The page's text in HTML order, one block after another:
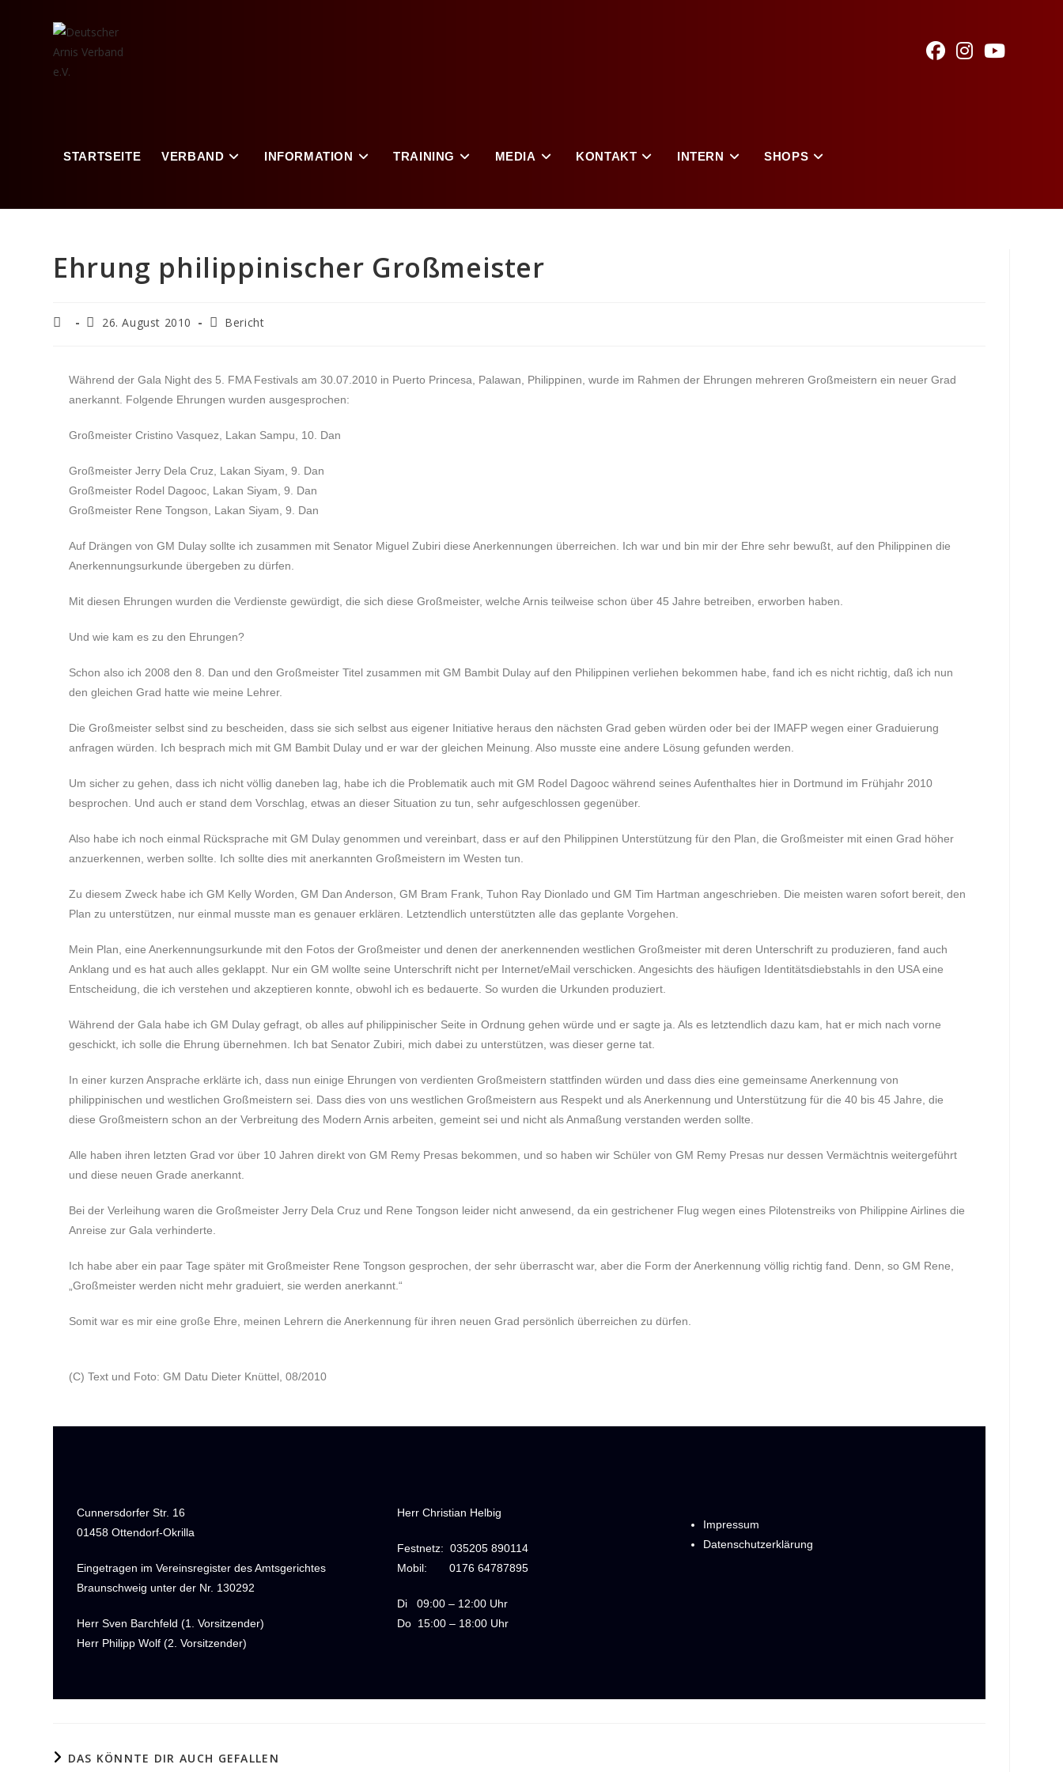
STARTSEITE VERBAND INFORMATION TRAINING MEDIA KONTAKT INTERN SHOPS
Ehrung philippinischer Großmeister
26. August 2010 Bericht
Während der Gala Night des 5. FMA Festivals am 30.07.2010 in Puerto Princesa, Palawan, Philippinen, wurde im Rahmen der Ehrungen mehreren Großmeistern ein neuer Grad
anerkannt. Folgende Ehrungen wurden ausgesprochen:
Großmeister Cristino Vasquez, Lakan Sampu, 10. Dan
Großmeister Jerry Dela Cruz, Lakan Siyam, 9. Dan
Großmeister Rodel Dagooc, Lakan Siyam, 9. Dan
Großmeister Rene Tongson, Lakan Siyam, 9. Dan
Auf Drängen von GM Dulay sollte ich zusammen mit Senator Miguel Zubiri diese Anerkennungen überreichen. Ich war und bin mir der Ehre sehr bewußt, auf den Philippinen die
Anerkennungsurkunde übergeben zu dürfen.
Mit diesen Ehrungen wurden die Verdienste gewürdigt, die sich diese Großmeister, welche Arnis teilweise schon über 45 Jahre betreiben, erworben haben.
Und wie kam es zu den Ehrungen?
Schon also ich 2008 den 8. Dan und den Großmeister Titel zusammen mit GM Bambit Dulay auf den Philippinen verliehen bekommen habe, fand ich es nicht richtig, daß ich nun
den gleichen Grad hatte wie meine Lehrer.
Die Großmeister selbst sind zu bescheiden, dass sie sich selbst aus eigener Initiative heraus den nächsten Grad geben würden oder bei der IMAFP wegen einer Graduierung
anfragen würden. Ich besprach mich mit GM Bambit Dulay und er war der gleichen Meinung. Also musste eine andere Lösung gefunden werden.
Um sicher zu gehen, dass ich nicht völlig daneben lag, habe ich die Problematik auch mit GM Rodel Dagooc während seines Aufenthaltes hier in Dortmund im Frühjahr 2010
besprochen. Und auch er stand dem Vorschlag, etwas an dieser Situation zu tun, sehr aufgeschlossen gegenüber.
Also habe ich noch einmal Rücksprache mit GM Dulay genommen und vereinbart, dass er auf den Philippinen Unterstützung für den Plan, die Großmeister mit einen Grad höher
anzuerkennen, werben sollte. Ich sollte dies mit anerkannten Großmeistern im Westen tun.
Zu diesem Zweck habe ich GM Kelly Worden, GM Dan Anderson, GM Bram Frank, Tuhon Ray Dionlado und GM Tim Hartman angeschrieben. Die meisten waren sofort bereit, den
Plan zu unterstützen, nur einmal musste man es genauer erklären. Letztendlich unterstützten alle das geplante Vorgehen.
Mein Plan, eine Anerkennungsurkunde mit den Fotos der Großmeister und denen der anerkennenden westlichen Großmeister mit deren Unterschrift zu produzieren, fand auch
Anklang und es hat auch alles geklappt. Nur ein GM wollte seine Unterschrift nicht per Internet/eMail verschicken. Angesichts des häufigen Identitätsdiebstahls in den USA eine
Entscheidung, die ich verstehen und akzeptieren konnte, obwohl ich es bedauerte. So wurden die Urkunden produziert.
Während der Gala habe ich GM Dulay gefragt, ob alles auf philippinischer Seite in Ordnung gehen würde und er sagte ja. Als es letztendlich dazu kam, hat er mich nach vorne
geschickt, ich solle die Ehrung übernehmen. Ich bat Senator Zubiri, mich dabei zu unterstützen, was dieser gerne tat.
In einer kurzen Ansprache erklärte ich, dass nun einige Ehrungen von verdienten Großmeistern stattfinden würden und dass dies eine gemeinsame Anerkennung von
philippinischen und westlichen Großmeistern sei. Dass dies von uns westlichen Großmeistern aus Respekt und als Anerkennung und Unterstützung für die 40 bis 45 Jahre, die
diese Großmeistern schon an der Verbreitung des Modern Arnis arbeiten, gemeint sei und nicht als Anmaßung verstanden werden sollte.
Alle haben ihren letzten Grad vor über 10 Jahren direkt von GM Remy Presas bekommen, und so haben wir Schüler von GM Remy Presas nur dessen Vermächtnis weitergeführt
und diese neuen Grade anerkannt.
Bei der Verleihung waren die Großmeister Jerry Dela Cruz und Rene Tongson leider nicht anwesend, da ein gestrichener Flug wegen eines Pilotenstreiks von Philippine Airlines die
Anreise zur Gala verhinderte.
Ich habe aber ein paar Tage später mit Großmeister Rene Tongson gesprochen, der sehr überrascht war, aber die Form der Anerkennung völlig richtig fand. Denn, so GM Rene,
„Großmeister werden nicht mehr graduiert, sie werden anerkannt.“
Somit war es mir eine große Ehre, meinen Lehrern die Anerkennung für ihren neuen Grad persönlich überreichen zu dürfen.
(C) Text und Foto: GM Datu Dieter Knüttel, 08/2010
Cunnersdorfer Str. 16
01458 Ottendorf-Okrilla
Eingetragen im Vereinsregister des Amtsgerichtes
Braunschweig unter der Nr. 130292
Herr Sven Barchfeld (1. Vorsitzender)
Herr Philipp Wolf (2. Vorsitzender)
Herr Christian Helbig
Festnetz: 035205 890114
Mobil: 0176 64787895
Di 09:00 – 12:00 Uhr
Do 15:00 – 18:00 Uhr
Impressum
Datenschutzerklärung
DAS KÖNNTE DIR AUCH GEFALLEN